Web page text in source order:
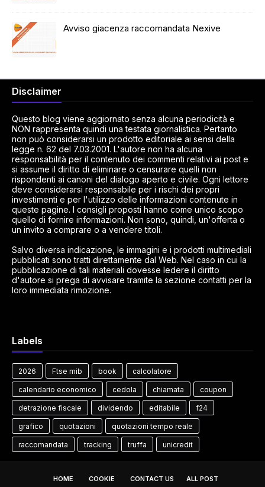
Avviso giacenza raccomandata Nexive
Disclaimer
Questo blog viene aggiornato senza alcuna periodicità e
NON rappresenta quindi una testata giornalistica. Pertanto
non può considerarsi un prodotto editoriale ai sensi della
legge n. 62 del 7.03.2001. L'autore non ha alcuna
responsabilità per il contenuto dei commenti relativi ai post e
si assume il diritto di eliminare o censurare quelli non
rispondenti ai canoni del dialogo aperto e civile. Ogni lettore
deve considerarsi responsabile per i rischi dei propri
investimenti e per l'utilizzo delle informazioni contenute in
queste pagine. I consigli proposti hanno come unico scopo
quello di fornire informazioni. Non sono, quindi, un'offerta o
un invito a comprare o a vendere titoli.
Salvo diversa indicazione, le immagini e i prodotti multimediali
pubblicati sono tratti direttamente dal Web. Nel caso in cui la
pubblicazione di tali materiali dovesse ledere il diritto
d'autore si prega di avvisare tramite la sezione contatti per la
loro immediata rimozione.
Labels
2026 Ftse mib book calcolatore
calendario economico cedola chiamata coupon
detrazione fiscale dividendo editabile f24
grafico quotazioni quotazioni tempo reale
raccomandata tracking truffa unicredit
HOME COOKIE CONTACT US ALL POST